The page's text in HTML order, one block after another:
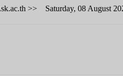
>> Saturday, 08 August